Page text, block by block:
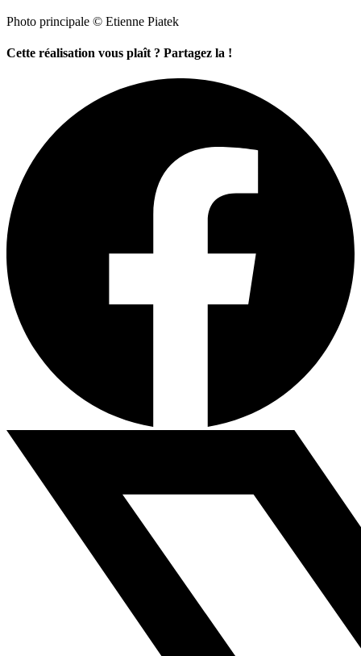
Photo principale © Etienne Piatek
Cette réalisation vous plaît ? Partagez la !